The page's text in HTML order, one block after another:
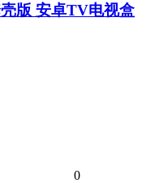
版 安卓TV电视盒
0